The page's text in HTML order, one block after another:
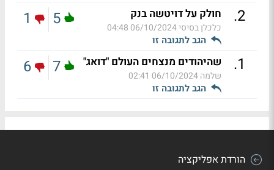
2
. חולק על דויטשה בנק
כלכלן בסיסי06/10/2024 04:48
הגב לתגובה זו
5
1
1
. שהיהודים מנצחים העולם "דואג"
שלמה06/10/2024 02:41
הגב לתגובה זו
7
6
הורדת אפליקציה